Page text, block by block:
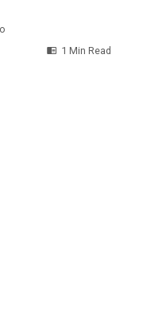
1 Min Read